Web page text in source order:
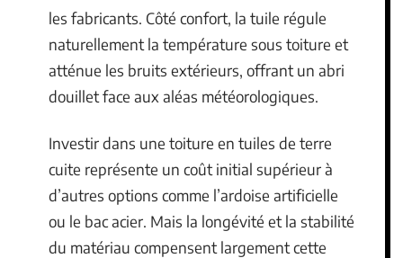
les fabricants. Côté confort, la tuile régule
naturellement la température sous toiture et
atténue les bruits extérieurs, offrant un abri
douillet face aux aléas météorologiques.
Investir dans une toiture en tuiles de terre
cuite représente un coût initial supérieur à
d’autres options comme l’ardoise artificielle
ou le bac acier. Mais la longévité et la stabilité
du matériau compensent largement cette